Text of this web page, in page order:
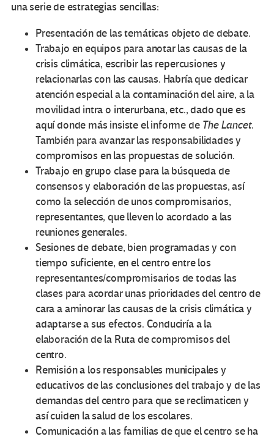
una serie de estrategias sencillas:
Presentación de las temáticas objeto de debate.
Trabajo en equipos para anotar las causas de la
crisis climática, escribir las repercusiones y
relacionarlas con las causas. Habría que dedicar
atención especial a la contaminación del aire, a la
movilidad intra o interurbana, etc., dado que es
aquí donde más insiste el informe de The Lancet.
También para avanzar las responsabilidades y
compromisos en las propuestas de solución.
Trabajo en grupo clase para la búsqueda de
consensos y elaboración de las propuestas, así
como la selección de unos compromisarios,
representantes, que lleven lo acordado a las
reuniones generales.
Sesiones de debate, bien programadas y con
tiempo suficiente, en el centro entre los
representantes/compromisarios de todas las
clases para acordar unas prioridades del centro de
cara a aminorar las causas de la crisis climática y
adaptarse a sus efectos. Conduciría a la
elaboración de la Ruta de compromisos del
centro.
Remisión a los responsables municipales y
educativos de las conclusiones del trabajo y de las
demandas del centro para que se reclimaticen y
así cuiden la salud de los escolares.
Comunicación a las familias de que el centro se ha